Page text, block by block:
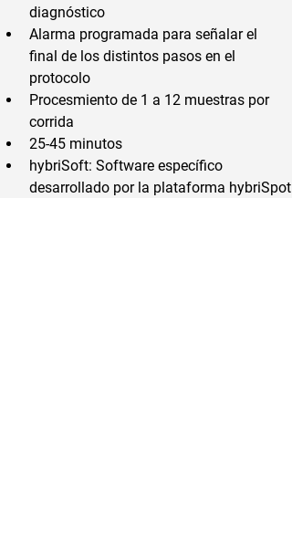
diagnóstico
Alarma programada para señalar el
final de los distintos pasos en el
protocolo
Procesmiento de 1 a 12 muestras por
corrida
25-45 minutos
hybriSoft: Software específico
desarrollado por la plataforma hybriSpot